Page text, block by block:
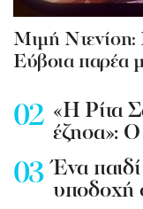
Mιμή
Εύβοια παρέα
«Η Ρίτα
έζησα»:
Ένα
υποδοχή